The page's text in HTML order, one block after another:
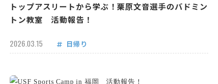
トップアスリートから学ぶ！栗原文音選手のバドミン
トン教室 活動報告！
2026.03.15 日帰り